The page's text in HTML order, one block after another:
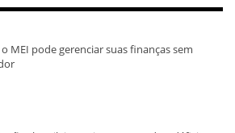
MEI pode gerenciar suas finanças sem